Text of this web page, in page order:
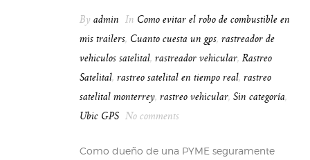
By admin In Como evitar el robo de combustible en
mis trailers, Cuanto cuesta un gps, rastreador de
vehiculos satelital, rastreador vehicular, Rastreo
Satelital, rastreo satelital en tiempo real, rastreo
satelital monterrey, rastreo vehicular, Sin categoría,
Ubic GPS No comments
Como dueño de una PYME seguramente